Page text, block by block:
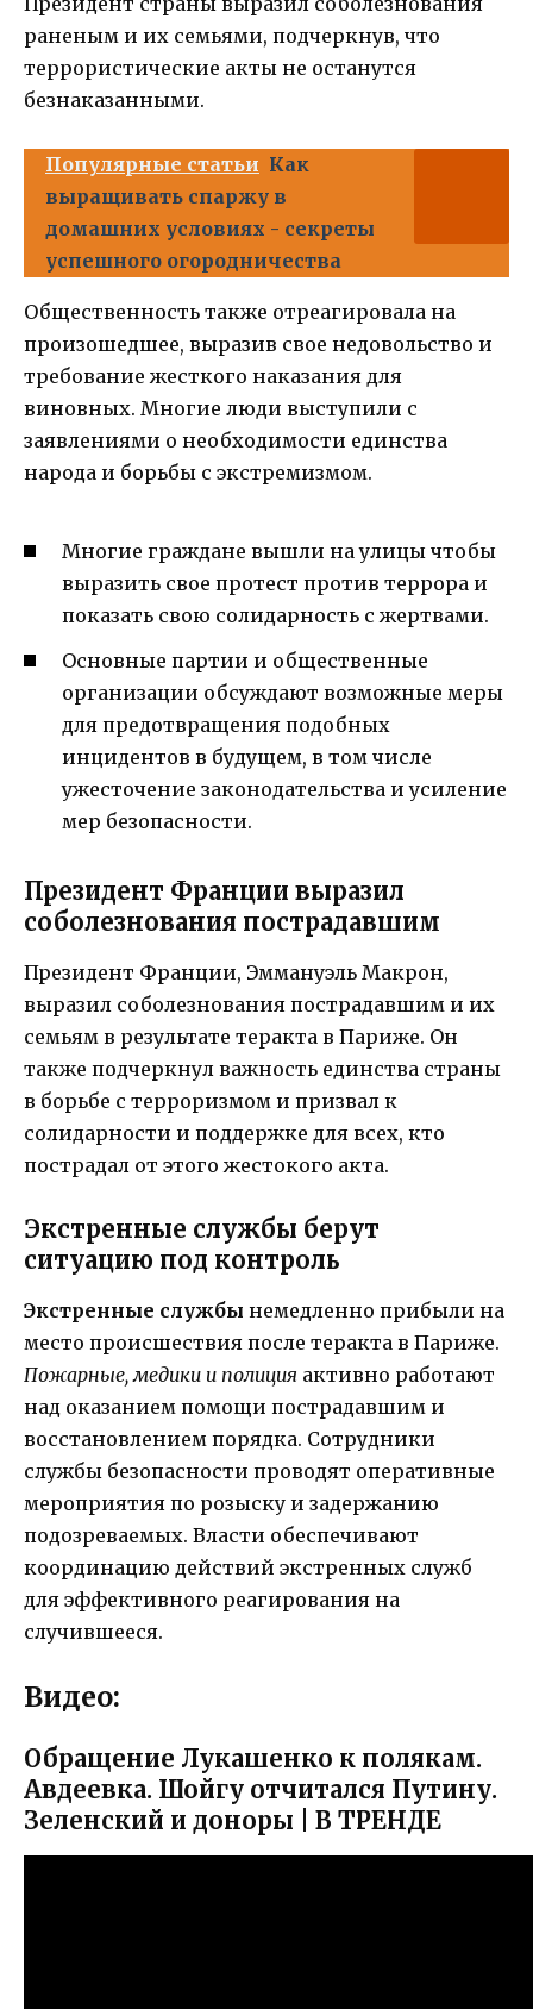
раненым и их семьями, подчеркнув, что
террористические акты не останутся
безнаказанными.
Популярные статьи Как
выращивать спаржу в
домашних условиях - секреты
успешного огородничества
Общественность также отреагировала на
произошедшее, выразив свое недовольство и
требование жесткого наказания для
виновных. Многие люди выступили с
заявлениями о необходимости единства
народа и борьбы с экстремизмом.
Многие граждане вышли на улицы чтобы
выразить свое протест против террора и
показать свою солидарность с жертвами.
Основные партии и общественные
организации обсуждают возможные меры
для предотвращения подобных
инцидентов в будущем, в том числе
ужесточение законодательства и усиление
мер безопасности.
Президент Франции выразил
соболезнования пострадавшим
Президент Франции, Эммануэль Макрон,
выразил соболезнования пострадавшим и их
семьям в результате теракта в Париже. Он
также подчеркнул важность единства страны
в борьбе с терроризмом и призвал к
солидарности и поддержке для всех, кто
пострадал от этого жестокого акта.
Экстренные службы берут
ситуацию под контроль
Экстренные службы немедленно прибыли на
место происшествия после теракта в Париже.
Пожарные, медики и полиция активно работают
над оказанием помощи пострадавшим и
восстановлением порядка. Сотрудники
службы безопасности проводят оперативные
мероприятия по розыску и задержанию
подозреваемых. Власти обеспечивают
координацию действий экстренных служб
для эффективного реагирования на
случившееся.
Видео:
Обращение Лукашенко к полякам.
Авдеевка. Шойгу отчитался Путину.
Зеленский и доноры | В ТРЕНДЕ